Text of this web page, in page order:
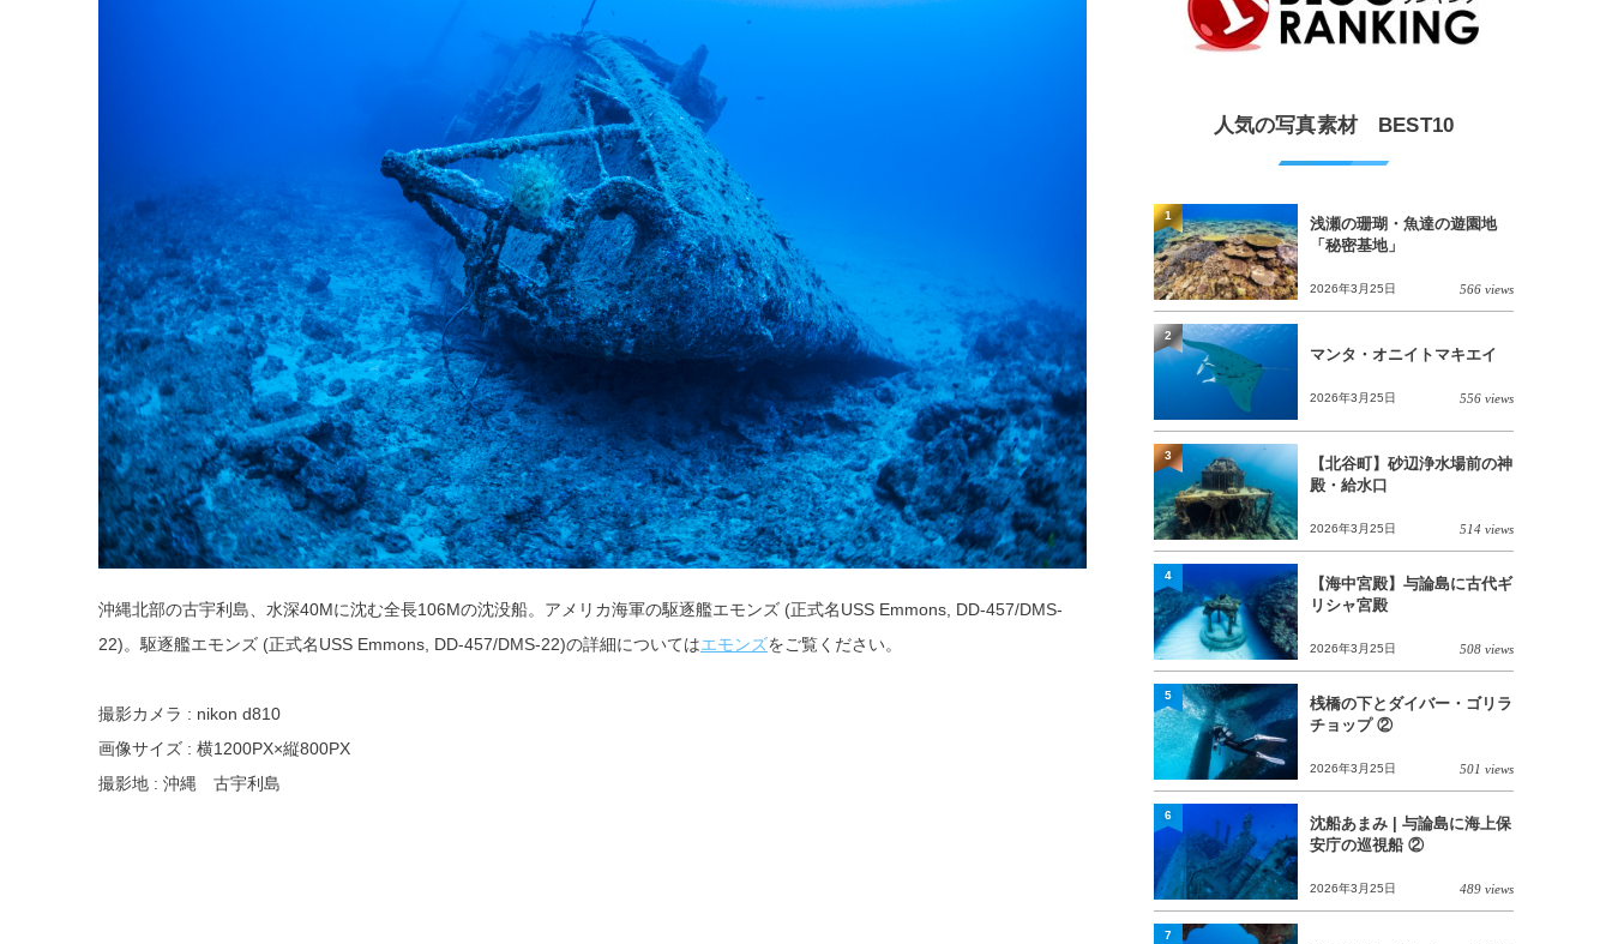
沖縄北部の古宇利島、水深40Mに沈む全長106Mの沈没船。アメリカ海軍の駆逐艦エモンズ (正式名USS Emmons, DD-457/DMS-
22)。駆逐艦エモンズ (正式名USS Emmons, DD-457/DMS-22)の詳細についてはエモンズをご覧ください。
撮影カメラ : nikon d810
画像サイズ : 横1200PX×縦800PX
撮影地 : 沖縄 古宇利島
人気の写真素材 BEST10
浅瀬の珊瑚・魚達の遊園地
「秘密基地」
2026年3月25日 566 views
1
マンタ・オニイトマキエイ
2026年3月25日 556 views
2
【北谷町】砂辺浄水場前の神
殿・給水口
2026年3月25日 514 views
3
【海中宮殿】与論島に古代ギ
リシャ宮殿
2026年3月25日 508 views
4
桟橋の下とダイバー・ゴリラ
チョップ ②
2026年3月25日 501 views
5
沈船あまみ | 与論島に海上保
安庁の巡視船 ②
2026年3月25日 489 views
6
7